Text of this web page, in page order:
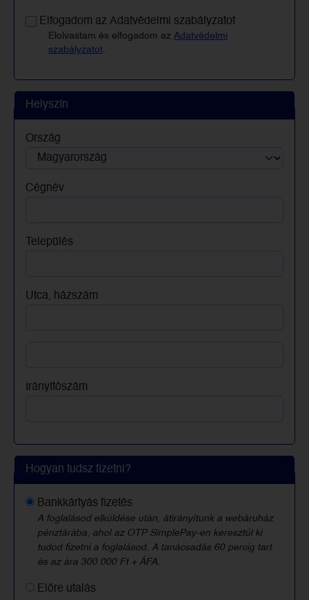
Elfogadom az Adatvédelmi szabályzatot
Elolvastam és elfogadom az Adatvédelmi
szabályzatot.
Helyszín
Ország
Cégnév
Település
Utca, házszám
Irányítószám
Hogyan tudsz fizetni?
Bankkártyás fizetés
A foglalásod elküldése után, átirányítunk a webáruház
pénztárába, ahol az OTP SimplePay-en keresztül ki
tudod fizetni a foglalásod. A tanácsadás 60 percig tart
és az ára 300 000 Ft + ÁFA.
Előre utalás